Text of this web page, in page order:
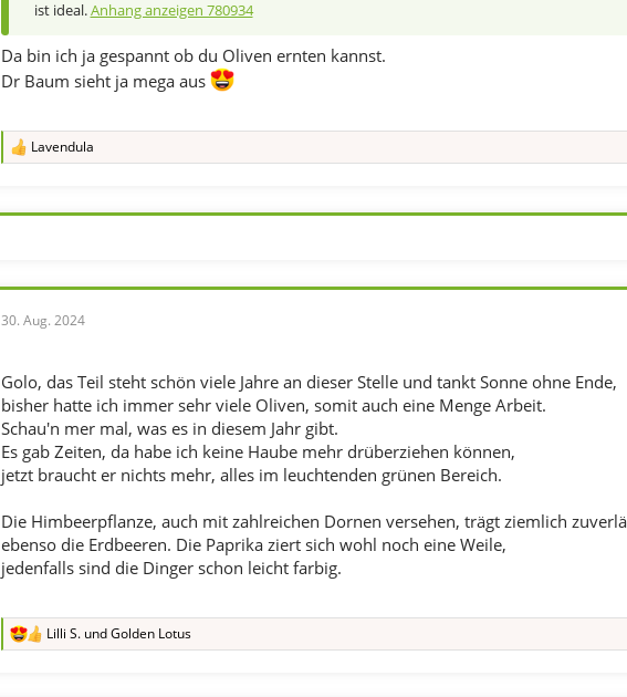
ist ideal.Anhang anzeigen 780934
Da bin ich ja gespannt ob du Oliven ernten kannst.
Dr Baum sieht ja mega aus
R
e
n
:
Lavendula
30. Aug. 2024
Golo, das Teil steht schön viele Jahre an dieser Stelle und tankt Sonne ohne Ende,
bisher hatte ich immer sehr viele Oliven, somit auch eine Menge Arbeit.
Schau'n mer mal, was es in diesem Jahr gibt.
Es gab Zeiten, da habe ich keine Haube mehr drüberziehen können,
jetzt braucht er nichts mehr, alles im leuchtenden grünen Bereich.
Die Himbeerpflanze, auch mit zahlreichen Dornen versehen, trägt ziemlich
ebenso die Erdbeeren. Die Paprika ziert sich wohl noch eine Weile,
jedenfalls sind die Dinger schon leicht farbig.
R
Lilli S.undGolden Lotus